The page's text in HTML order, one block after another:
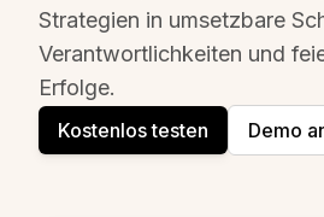
Strategien in umsetzbare
Verantwortlichkeiten und
Erfolge.
Kostenlos testen Demo